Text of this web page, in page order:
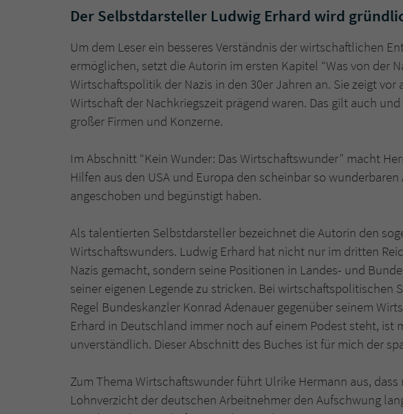
Der Selbstdarsteller Ludwig Erhard wird
Um dem Leser ein besseres Verständnis der wirtschaftlichen
ermöglichen, setzt die Autorin im ersten Kapitel “Was von der
Wirtschaftspolitik der Nazis in den 30er Jahren an. Sie zeigt
Wirtschaft der Nachkriegszeit prägend waren. Das gilt auch
großer Firmen und Konzerne.
Im Abschnitt “Kein Wunder: Das Wirtschaftswunder” macht
Hilfen aus den USA und Europa den scheinbar so
angeschoben und begünstigt haben.
Als talentierten Selbstdarsteller bezeichnet die Autorin den
Wirtschaftswunders. Ludwig Erhard hat nicht nur im dritten
Nazis gemacht, sondern seine Positionen in Landes- und
seiner eigenen Legende zu stricken. Bei wirtschaftspolitischen
Regel Bundeskanzler Konrad Adenauer gegenüber seinem
Erhard in Deutschland immer noch auf einem Podest steht, ist
unverständlich. Dieser Abschnitt des Buches ist für mich der
Zum Thema Wirtschaftswunder führt Ulrike Hermann aus,
Lohnverzicht der deutschen Arbeitnehmer den Aufschwung